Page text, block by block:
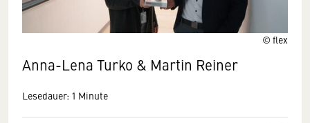
© flex
Anna-Lena Turko & Martin Reiner
Lesedauer: 1 Minute